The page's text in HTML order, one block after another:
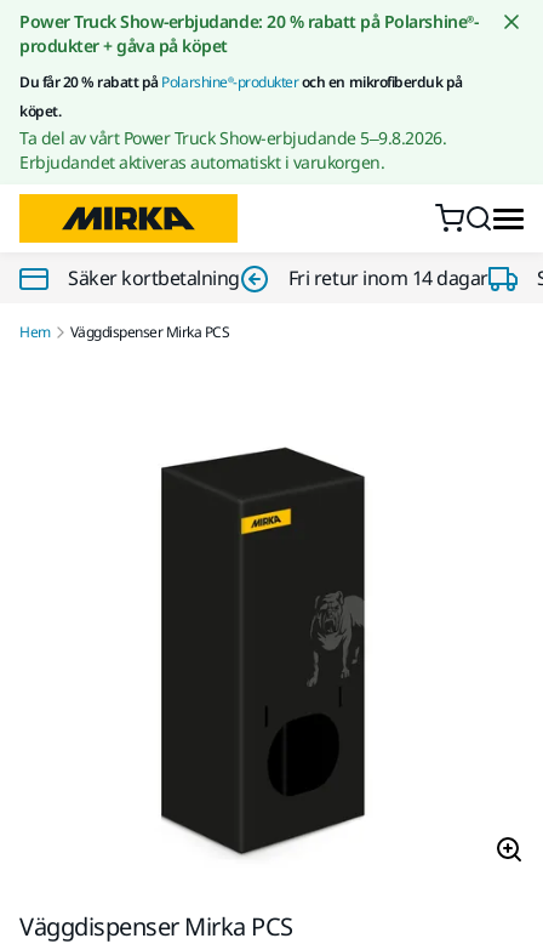
Gå till innehållet
Power Truck Show-erbjudande: 20 % rabatt på Polarshine®-
produkter + gåva på köpet
Du får 20 % rabatt påPolarshine®-produkteroch en mikrofiberduk på
köpet.
Ta del av vårt Power Truck Show-erbjudande 5–9.8.2026.
Erbjudandet aktiveras automatiskt i varukorgen.
Säker kortbetalning Fri retur inom 14 dagar
Hem Väggdispenser Mirka PCS
Väggdispenser Mirka PCS